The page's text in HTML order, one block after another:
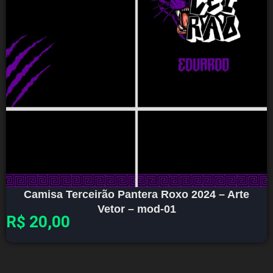
Camisa Terceirão Pantera Roxo 2024 – Arte
Vetor – mod-01
R$ 20,00